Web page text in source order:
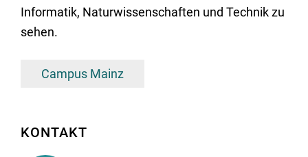
Informatik, Naturwissenschaften und Technik zu
sehen.
Campus Mainz
KONTAKT